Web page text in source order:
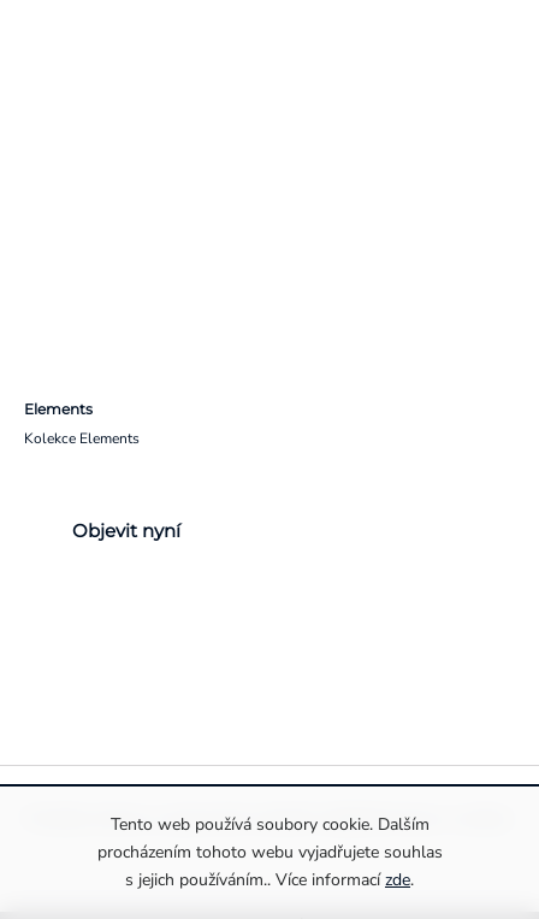
Tento web používá soubory cookie. Dalším
procházením tohoto webu vyjadřujete souhlas
s jejich používáním.. Více informacízde.
Elements
Kolekce Elements
Objevit nyní
Pravidla ochrany a zpracování osobních údajůInformace o cookies